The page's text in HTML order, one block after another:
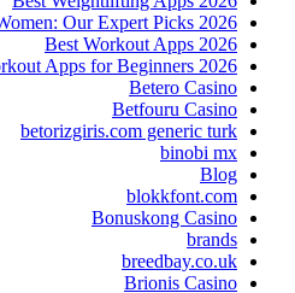
Our Expert Picks 2026
Best Workout Apps 2026
Apps for Beginners 2026
Betero Casino
Betfouru Casino
betorizgiris.com generic turk
binobi mx
Blog
blokkfont.com
Bonuskong Casino
brands
breedbay.co.uk
Brionis Casino